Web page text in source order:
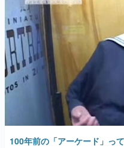
特集記事
マンガ
女性向け
アプリレビュー
その他
電ファミニコゲーマーとは？
100年前の「アーケード」っ